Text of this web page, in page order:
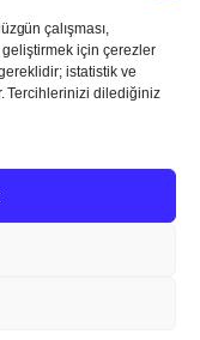
çalışması,
için çerezler
istatistik ve
Tercihlerinizi dilediğiniz